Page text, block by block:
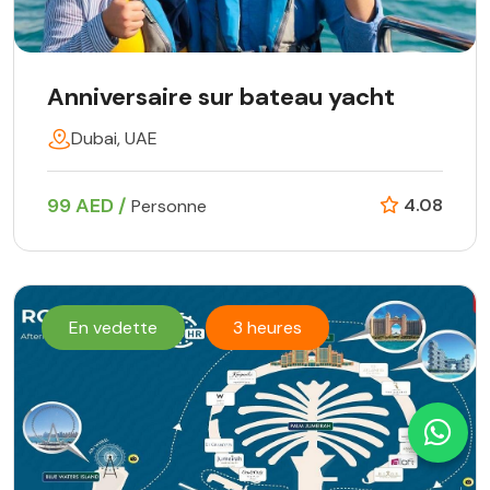
Anniversaire sur bateau yacht
Dubai, UAE
99 AED / Personne 4.08
En vedette 3 heures